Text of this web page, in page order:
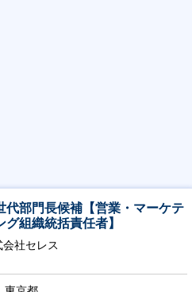
代部門長候補【営業・マーケテ
グ組織統括責任者】
会社セレス